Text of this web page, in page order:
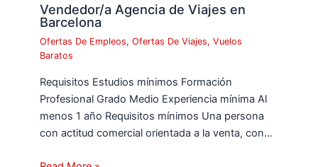
Vendedor/a Agencia de Viajes en
Barcelona
Ofertas De Empleos,Ofertas De Viajes,Vuelos
Baratos
Requisitos Estudios mínimos Formación
Profesional Grado Medio Experiencia mínima Al
menos 1 año Requisitos mínimos Una persona
con actitud comercial orientada a la venta, con…